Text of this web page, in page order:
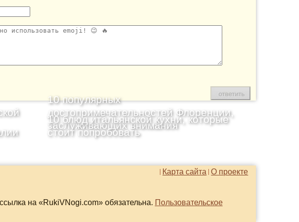
10 популярных
достопримечательностей Флоренции,
заслуживающих внимания
10 блюд итальянской кухни, которые
стоит попробовать
О проекте
Карта сайта
на «RukiVNogi.com» обязательна. Пользовательское